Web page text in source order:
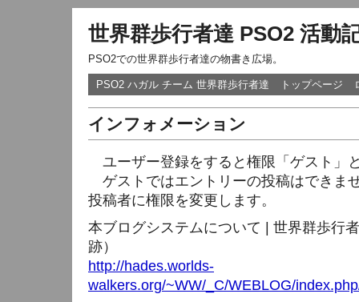
世界群歩行者達 PSO2 活動
PSO2での世界群歩行者達の物書き広場。
PSO2 ハガル チーム 世界群歩行者達 トップページ
インフォメーション
ユーザー登録をすると権限「ゲスト」
ゲストではエントリーの投稿はできま
投稿者に権限を変更します。
本ブログシステムについて | 世界群歩行
跡）
http://hades.worlds-
walkers.org/~WW/_C/WEBLOG/